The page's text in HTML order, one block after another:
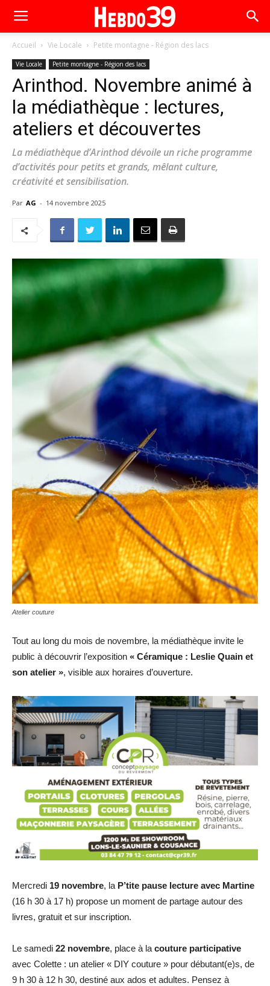
Accueil Vie Locale Petite montagne - Région des lacs
Vie Locale Petite montagne - Région des lacs
Arinthod. Novembre animé à
la médiathèque : lectures,
ateliers et découvertes
La médiathèque d’Arinthod dévoile un riche programme
d’activités pour petits et grands, mêlant culture,
créativité et sensibilisation.
Par AG - 14 novembre 2025
Atelier couture
Tout au long du mois de novembre, la médiathèque invite le
public à découvrir l’exposition « Céramique : Leslie Quain et
son atelier », visible aux horaires d’ouverture.
Mercredi 19 novembre, la P’tite pause lecture avec Martine
(16 h 30 à 17 h) propose un moment de partage autour des
livres, gratuit et sur inscription.
Le samedi 22 novembre, place à la couture participative
avec Colette : un atelier « DIY couture » pour débutant(e)s, de
9 h 30 à 12 h 30, destiné aux ados et adultes. Pensez à